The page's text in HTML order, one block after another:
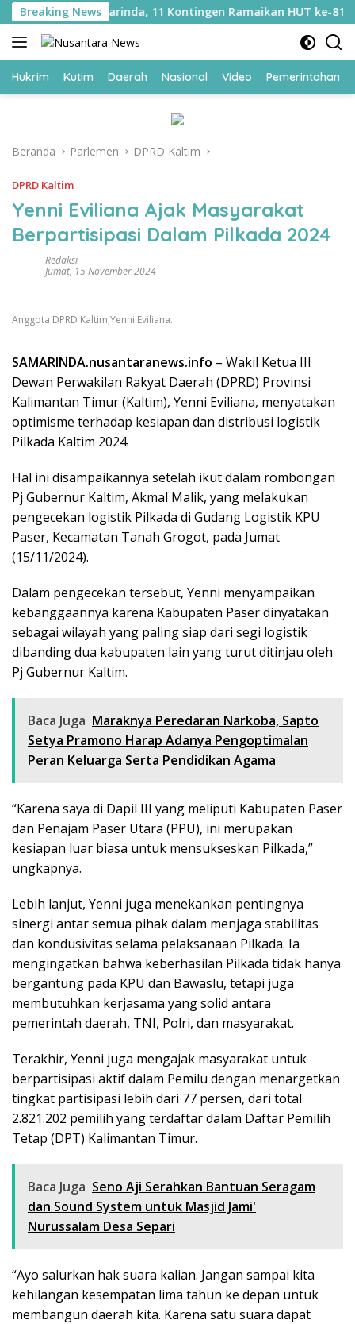
Langsung
ke
konten
Breaking News
di Lapas Samarinda, 11 Kontingen Ramaikan HUT ke-81 RI
Hukrim Kutim Daerah Nasional Video Pemerintahan
Beranda Parlemen DPRD Kaltim
DPRD Kaltim
Yenni Eviliana Ajak Masyarakat
Berpartisipasi Dalam Pilkada 2024
Redaksi
Jumat, 15 November 2024
Anggota DPRD Kaltim,Yenni Eviliana.
SAMARINDA.nusantaranews.info – Wakil Ketua III
Dewan Perwakilan Rakyat Daerah (DPRD) Provinsi
Kalimantan Timur (Kaltim), Yenni Eviliana, menyatakan
optimisme terhadap kesiapan dan distribusi logistik
Pilkada Kaltim 2024.
Hal ini disampaikannya setelah ikut dalam rombongan
Pj Gubernur Kaltim, Akmal Malik, yang melakukan
pengecekan logistik Pilkada di Gudang Logistik KPU
Paser, Kecamatan Tanah Grogot, pada Jumat
(15/11/2024).
Dalam pengecekan tersebut, Yenni menyampaikan
kebanggaannya karena Kabupaten Paser dinyatakan
sebagai wilayah yang paling siap dari segi logistik
dibanding dua kabupaten lain yang turut ditinjau oleh
Pj Gubernur Kaltim.
Baca Juga Maraknya Peredaran Narkoba, Sapto
Setya Pramono Harap Adanya Pengoptimalan
Peran Keluarga Serta Pendidikan Agama
“Karena saya di Dapil III yang meliputi Kabupaten Paser
dan Penajam Paser Utara (PPU), ini merupakan
kesiapan luar biasa untuk mensukseskan Pilkada,”
ungkapnya.
Lebih lanjut, Yenni juga menekankan pentingnya
sinergi antar semua pihak dalam menjaga stabilitas
dan kondusivitas selama pelaksanaan Pilkada. Ia
mengingatkan bahwa keberhasilan Pilkada tidak hanya
bergantung pada KPU dan Bawaslu, tetapi juga
membutuhkan kerjasama yang solid antara
pemerintah daerah, TNI, Polri, dan masyarakat.
Terakhir, Yenni juga mengajak masyarakat untuk
berpartisipasi aktif dalam Pemilu dengan menargetkan
tingkat partisipasi lebih dari 77 persen, dari total
2.821.202 pemilih yang terdaftar dalam Daftar Pemilih
Tetap (DPT) Kalimantan Timur.
Baca Juga Seno Aji Serahkan Bantuan Seragam
dan Sound System untuk Masjid Jami'
Nurussalam Desa Separi
“Ayo salurkan hak suara kalian. Jangan sampai kita
kehilangan kesempatan lima tahun ke depan untuk
membangun daerah kita. Karena satu suara dapat